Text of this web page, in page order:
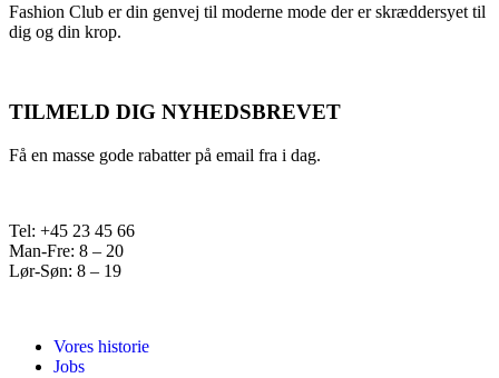
Fashion Club er din genvej til moderne mode der er skræddersyet til
dig og din krop.
TILMELD DIG NYHEDSBREVET
Få en masse gode rabatter på email fra i dag.
Tel: +45 23 45 66
Man-Fre: 8 – 20
Lør-Søn: 8 – 19
Vores historie
Jobs